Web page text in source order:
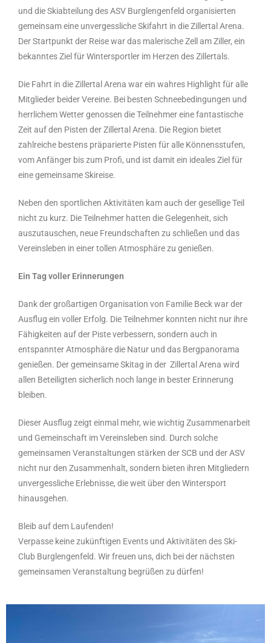
und die Skiabteilung des ASV Burglengenfeld organisierten
gemeinsam eine unvergessliche Skifahrt in die Zillertal Arena.
Der Startpunkt der Reise war das malerische Zell am Ziller, ein
bekanntes Ziel für Wintersportler im Herzen des Zillertals.
Die Fahrt in die Zillertal Arena war ein wahres Highlight für alle
Mitglieder beider Vereine. Bei besten Schneebedingungen und
herrlichem Wetter genossen die Teilnehmer eine fantastische
Zeit auf den Pisten der Zillertal Arena. Die Region bietet
zahlreiche bestens präparierte Pisten für alle Könnensstufen,
vom Anfänger bis zum Profi, und ist damit ein ideales Ziel für
eine gemeinsame Skireise.
Neben den sportlichen Aktivitäten kam auch der gesellige Teil
nicht zu kurz. Die Teilnehmer hatten die Gelegenheit, sich
auszutauschen, neue Freundschaften zu schließen und das
Vereinsleben in einer tollen Atmosphäre zu genießen.
Ein Tag voller Erinnerungen
Dank der großartigen Organisation von Familie Beck war der
Ausflug ein voller Erfolg. Die Teilnehmer konnten nicht nur ihre
Fähigkeiten auf der Piste verbessern, sondern auch in
entspannter Atmosphäre die Natur und das Bergpanorama
genießen. Der gemeinsame Skitag in der Zillertal Arena wird
allen Beteiligten sicherlich noch lange in bester Erinnerung
bleiben.
Dieser Ausflug zeigt einmal mehr, wie wichtig Zusammenarbeit
und Gemeinschaft im Vereinsleben sind. Durch solche
gemeinsamen Veranstaltungen stärken der SCB und der ASV
nicht nur den Zusammenhalt, sondern bieten ihren Mitgliedern
unvergessliche Erlebnisse, die weit über den Wintersport
hinausgehen.
Bleib auf dem Laufenden!
Verpasse keine zukünftigen Events und Aktivitäten des Ski-
Club Burglengenfeld. Wir freuen uns, dich bei der nächsten
gemeinsamen Veranstaltung begrüßen zu dürfen!